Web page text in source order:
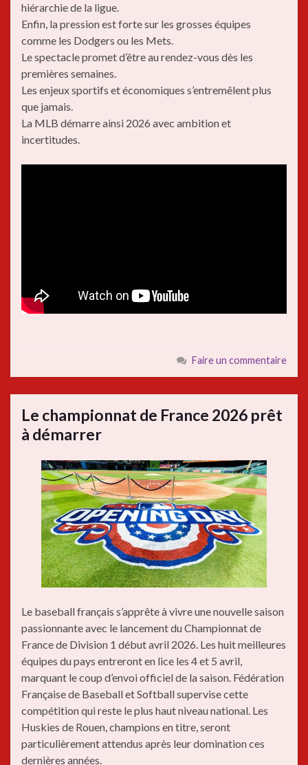
hiérarchie de la ligue.
Enfin, la pression est forte sur les grosses équipes
comme les Dodgers ou les Mets.
Le spectacle promet d’être au rendez-vous dès les
premières semaines.
Les enjeux sportifs et économiques s’entremêlent plus
que jamais.
La MLB démarre ainsi 2026 avec ambition et
incertitudes.
Faire un commentaire
Le championnat de France 2026 prêt
à démarrer
Le baseball français s’apprête à vivre une nouvelle saison
passionnante avec le lancement du Championnat de
France de Division 1 début avril 2026. Les huit meilleures
équipes du pays entreront en lice les 4 et 5 avril,
marquant le coup d’envoi officiel de la saison. Fédération
Française de Baseball et Softball supervise cette
compétition qui reste le plus haut niveau national. Les
Huskies de Rouen, champions en titre, seront
particulièrement attendus après leur domination ces
dernières années.